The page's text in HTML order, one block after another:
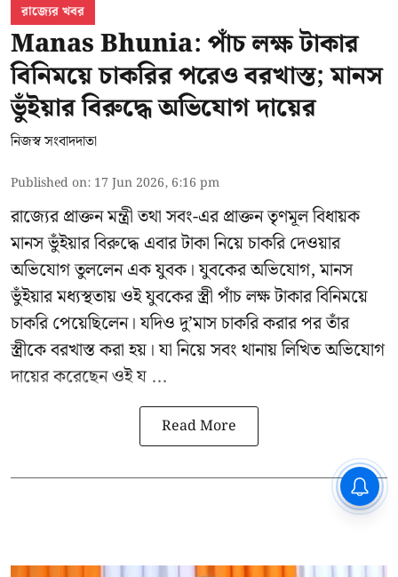
রাজ্যের খবর
Manas Bhunia: পাঁচ লক্ষ টাকার
বিনিময়ে চাকরির পরেও বরখাস্ত; মানস
ভুঁইয়ার বিরুদ্ধে অভিযোগ দায়ের
নিজস্ব সংবাদদাতা
Published on: 17 Jun 2026, 6:16 pm
রাজ্যের প্রাক্তন মন্ত্রী তথা সবং-এর প্রাক্তন তৃণমূল বিধায়ক
মানস ভুঁইয়ারবিরুদ্ধে এবার টাকা নিয়ে চাকরি দেওয়ার
অভিযোগ তুললেন এক যুবক। যুবকের অভিযোগ, মানস
ভুঁইয়ার মধ্যস্থতায় ওই যুবকের স্ত্রী পাঁচ লক্ষ টাকার বিনিময়ে
চাকরি পেয়েছিলেন। যদিও দু’মাস চাকরি করার পর তাঁর
স্ত্রীকে বরখাস্ত করা হয়। যা নিয়ে সবং থানায় লিখিত অভিযোগ
দায়ের করেছেন ওই য ...
Read More
CPIM: ৬০ লক্ষ নাম বিবেচনাধীন রেখে